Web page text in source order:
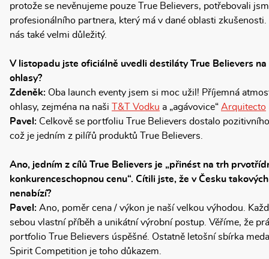
protože se nevěnujeme pouze True Believers, potřebovali
profesionálního partnera, který má v dané oblasti
nás také velmi důležitý.
V listopadu jste oficiálně uvedli destiláty True Believers na
ohlasy?
Zdeněk: Oba launch eventy jsem si moc užil! Příjemná
ohlasy, zejména na naši
T&T Vodku a „agávovice“ Arquitecto
Pavel: Celkově se portfoliu True Believers dostalo
což je jedním z pilířů produktů True Believers.
Ano, jedním z cílů True Believers je „přinést na trh
konkurenceschopnou cenu“. Cítili jste, že v Česku
nenabízí?
Pavel: Ano, poměr cena / výkon je naší velkou výhodou.
sebou vlastní příběh a unikátní výrobní postup. Věříme, že
portfolio True Believers úspěšné. Ostatně letošní sbírka
Spirit Competition je toho důkazem.